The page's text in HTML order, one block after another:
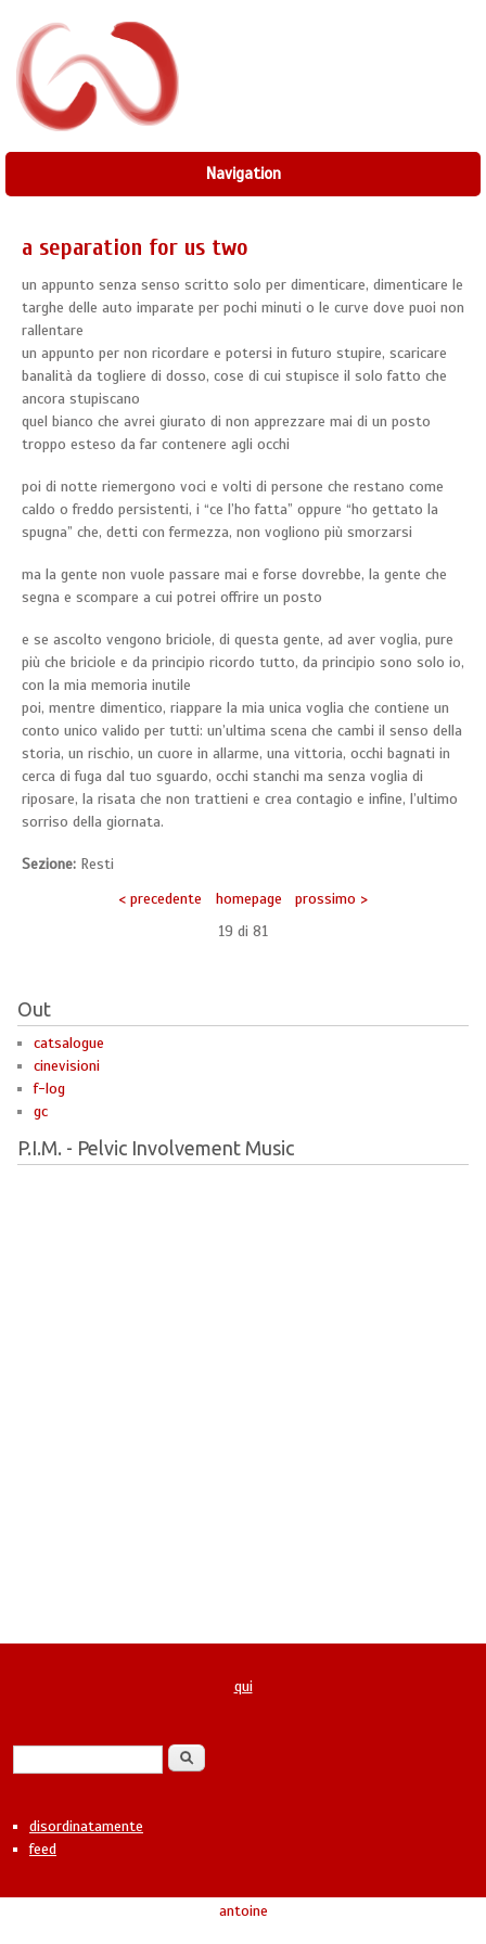
Navigation
a separation for us two
un appunto senza senso scritto solo per dimenticare, dimenticare le
targhe delle auto imparate per pochi minuti o le curve dove puoi non
rallentare
un appunto per non ricordare e potersi in futuro stupire, scaricare
banalità da togliere di dosso, cose di cui stupisce il solo fatto che
ancora stupiscano
quel bianco che avrei giurato di non apprezzare mai di un posto
troppo esteso da far contenere agli occhi
poi di notte riemergono voci e volti di persone che restano come
caldo o freddo persistenti, i “ce l’ho fatta” oppure “ho gettato la
spugna” che, detti con fermezza, non vogliono più smorzarsi
ma la gente non vuole passare mai e forse dovrebbe, la gente che
segna e scompare a cui potrei offrire un posto
e se ascolto vengono briciole, di questa gente, ad aver voglia, pure
più che briciole e da principio ricordo tutto, da principio sono solo io,
con la mia memoria inutile
poi, mentre dimentico, riappare la mia unica voglia che contiene un
conto unico valido per tutti: un’ultima scena che cambi il senso della
storia, un rischio, un cuore in allarme, una vittoria, occhi bagnati in
cerca di fuga dal tuo sguardo, occhi stanchi ma senza voglia di
riposare, la risata che non trattieni e crea contagio e infine, l’ultimo
sorriso della giornata.
Sezione: Resti
< precedente
homepage
prossimo >
19 di 81
Out
catsalogue
cinevisioni
f-log
gc
P.I.M. - Pelvic Involvement Music
qui
disordinatamente
feed
antoine